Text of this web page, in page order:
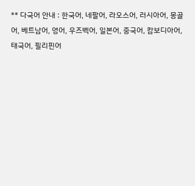
** 다국어 안내 : 한국어, 네팔어, 라오스어, 러시아어, 몽골
어, 베트남어, 영어, 우즈벡어, 일본어, 중국어, 캄보디아어,
태국어, 필리핀어